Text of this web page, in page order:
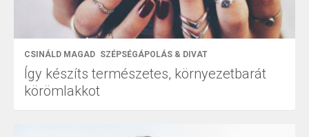
CSINÁLD MAGAD SZÉPSÉGÁPOLÁS & DIVAT
Így készíts természetes, környezetbarát
körömlakkot